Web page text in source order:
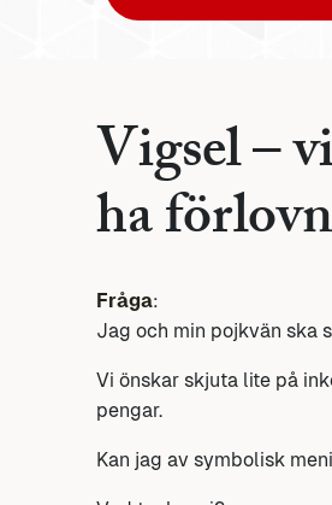
Vigsel –
ha
Fråga:
Jag och min pojkvän ska
Vi önskar skjuta lite på
pengar.
Kan jag av symbolisk